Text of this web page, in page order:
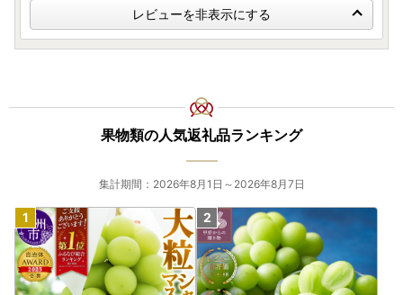
レビューを非表示にする
果物類の人気返礼品ランキング
集計期間：2026年8月1日～2026年8月7日